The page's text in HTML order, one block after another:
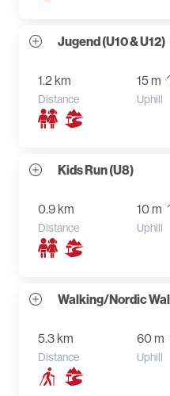
Jugend (U10 & U12)
1.2 km
Distance
15 m
Uphill
Kids Run (U8)
0.9 km
Distance
10 m
Uphill
Walking/Nordic
5.3 km
Distance
60 m
Uphill